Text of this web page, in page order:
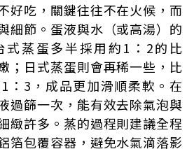
好吃，關鍵往往不在火候，而
細節。蛋液與水（或高湯）的
式蒸蛋多半採用約1：2的比
；日式蒸蛋則會再稀一些，比
：3，成品更加滑順柔軟。在
過篩一次，能有效去除氣泡與
緻許多。蒸的過程則建議全程
箔包覆容器，避免水氣滴落影